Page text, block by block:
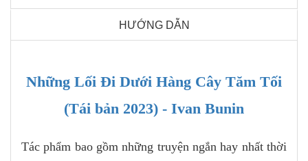
HƯỚNG DẪN
Những Lối Đi Dưới Hàng Cây Tăm Tối
(Tái bản 2023) - Ivan Bunin
Tác phẩm bao gồm những truyện ngắn hay nhất thời